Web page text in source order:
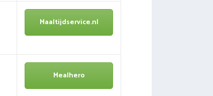
Maaltijdservice.nl
Mealhero